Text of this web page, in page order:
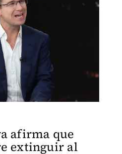
afirma que
extinguir al